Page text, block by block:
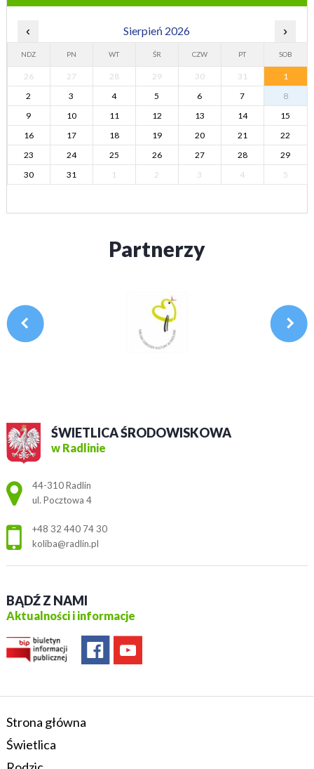
‹ Sierpień 2026 ›
NDZ PN WT ŚR CZW PT SOB
26 27 28 29 30 31
1
2
3 4 5 6 7
8
9
10 11 12 13 14
15
16
17 18 19 20 21
22
23
24 25 26 27 28
29
30
31 1 2 3 4 5
Partnerzy
ŚWIETLICA ŚRODOWISKOWA
w Radlinie
Adres pocztowy:
44-310 Radlin
ul. Pocztowa 4
+48 32 440 74 30
koliba@radlin.pl
BĄDŹ Z NAMI
Aktualności i informacje
Strona główna
Świetlica